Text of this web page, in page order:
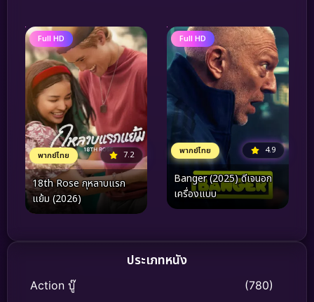
Full HD
พากย์ไทย 7.2
18th Rose กุหลาบแรก
แย้ม (2026)
Full HD
พากย์ไทย 4.9
Banger (2025) ดีเจนอก
เครื่องแบบ
ประเภทหนัง
Action บู๊ (780)